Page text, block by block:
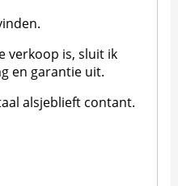
verkoop is, sluit ik
en garantie uit.
alsjeblieft contant.